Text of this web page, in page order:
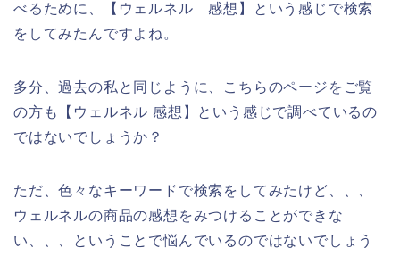
べるために、【ウェルネル 感想】という感じで検索
をしてみたんですよね。
多分、過去の私と同じように、こちらのページをご覧
の方も【ウェルネル 感想】という感じで調べているの
ではないでしょうか？
ただ、色々なキーワードで検索をしてみたけど、、、
ウェルネルの商品の感想をみつけることができな
い、、、ということで悩んでいるのではないでしょう